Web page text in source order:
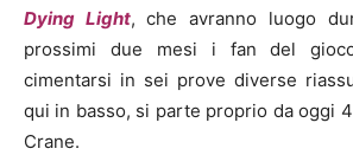
Dying Light, che avranno luogo
prossimi due mesi i fan del
cimentarsi in sei prove diverse
qui in basso, si parte proprio da oggi
Crane.